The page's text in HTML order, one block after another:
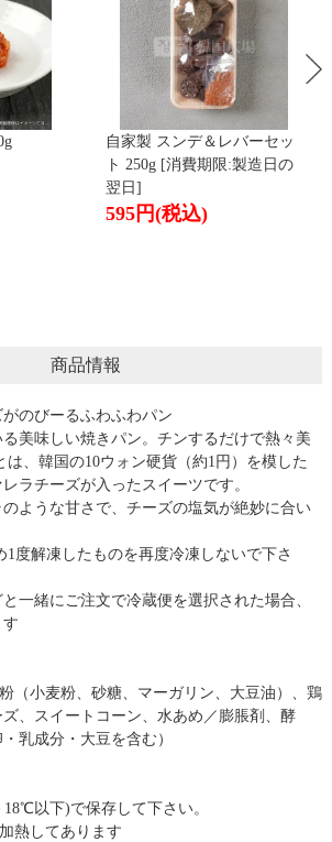
自家製 スンデ＆レバーセッ
ト 250g [消費期限:製造日の
翌日]
595円(税込)
商品情報
のびーるふわふわパン
美味しい焼きパン。チンするだけで熱々美
は、韓国の10ウォン硬貨（約1円）を模した
ラチーズが入ったスイーツです。
ような甘さで、チーズの塩気が絶妙に合い
度解凍したものを再度冷凍しないで下さ
一緒にご注文で冷蔵便を選択された場合、
（小麦粉、砂糖、マーガリン、大豆油）、鶏
、スイートコーン、水あめ／膨脹剤、酵
乳成分・大豆を含む）
以下)で保存して下さい。
熱してあります